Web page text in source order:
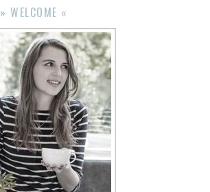
» WELCOME «